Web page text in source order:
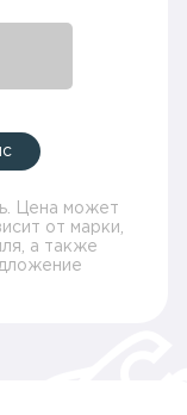
Цена может
от марки,
а также